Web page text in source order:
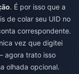
. É por isso que a
de colar seu UID no
correspondente.
vez que digitei
agora trato isso
olhada opcional.